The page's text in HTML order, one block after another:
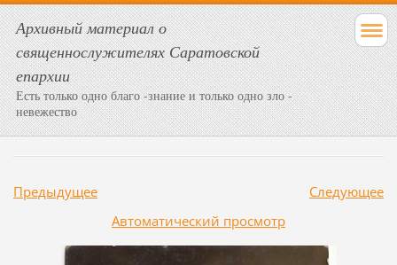
Архивный материал о
священнослужителях Саратовской
епархии
Есть только одно благо -знание и только одно зло -
невежество
Предыдущее
Следующее
Aвтоматический просмотр